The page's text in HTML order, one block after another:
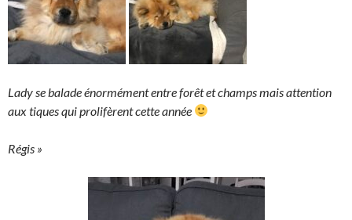
Lady se balade énormément entre forêt et champs mais attention
aux tiques qui prolifèrent cette année
Régis »